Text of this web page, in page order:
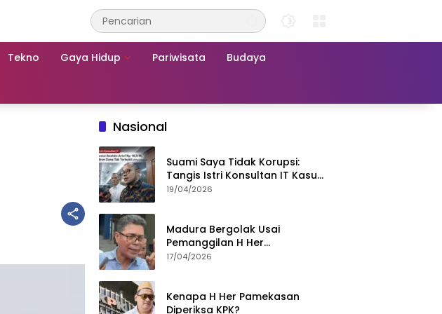
Tekno Gaya Hidup Pariwisata Budaya
Nasional
Suami Saya Tidak Korupsi:
Tangis Istri Konsultan IT Kasus
Nadiem Dituntut 22,5 Tahun
19/04/2026
Madura Bergolak Usai
Pemanggilan H Her
Pamekasan, Faizal Assegaf
17/04/2026
Kenapa H Her Pamekasan
Diperiksa KPK?